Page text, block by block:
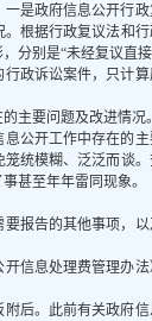
是政府信息公开行
根据行政复议法和
分别是“未经复议直接
政诉讼案件，只计
主要问题及改进情况。
公开工作中存在的
统模糊、泛泛而谈
甚至年年雷同现象。
报告的其他事项，
信息处理费管理办法
后。此前有关政府